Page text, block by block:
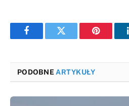
FacebookTwitter Pinterest
PODOBNE ARTYKUŁY